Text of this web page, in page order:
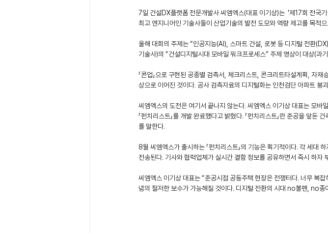
7일 건설DX플랫폼 전문개발사 씨엠엑스(대표 이기상)는  '제17회 전국
최고 엔지니어인 기술사들이 산업기술의 발전 도모와 역량 제고를 목적
올해 대회의 주제는 “인공지능(AI), 스마트 건설, 로봇 등 디지털 전환
기술사)의 “건설디지털시대 모바일 워크프로세스” 주제 영상이 대상(과
「콘업」으로 구현된 공종별 검측서, 체크리스트, 콘크리트타설계획, 자
상으로 이어진 것이다. 공사 검측자료의 디지털화는 인천검단 아파트 붕
씨엠엑스의 도전은 여기서 끝나지 않는다. 씨엠엑스 이기상 대표는 모
「펀치리스트」를 개발 완료했다고 밝혔다. 「펀치리스트」란 준공을 앞
를 말한다.
8월 씨엠엑스가 출시하는 「펀치리스트」의 기능은 획기적이다. 각 세대
전송된다. 기사와 협력업체가 실시간 결함 정보를 공유하면서 즉시 하자
씨엠엑스 이기상 대표는 “준공시점 공동주택 현장은 전쟁터다. 너무 복잡
념의 철저한 보수가 가능해질 것이다. 디지털 전환의 시대 no볼펜, no